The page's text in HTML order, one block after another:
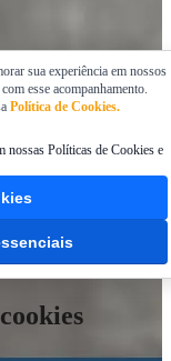
sua experiência em nossos
esse acompanhamento.
Política de Cookies.
nossas Políticas de Cookies e